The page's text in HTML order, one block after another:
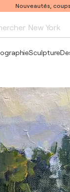
Nouveautés,
New York
Pablo
Sculpture